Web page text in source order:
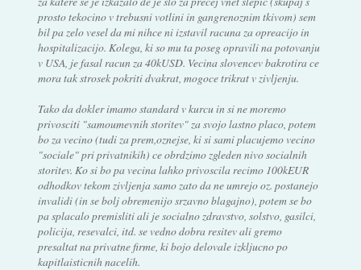
prosto tekocino v trebusni votlini in gangrenoznim tkivom) sem
bil pa zelo vesel da mi nihce ni izstavil racuna za opreacijo in
hospitalizacijo. Kolega, ki so mu ta poseg opravili na potovanju
v USA, je fasal racun za 40kUSD. Vecina slovencev bakrotira ce
mora tak strosek pokriti dvakrat, mogoce trikrat v zivljenju.
Tako da dokler imamo standard v kurcu in si ne moremo
privosciti "samoumevnih storitev" za svojo lastno placo, potem
bo za vecino (tudi za prem,oznejse, ki si sami placujemo vecino
"sociale" pri privatnikih) ce obrdzimo zgleden nivo socialnih
storitev. Ko si bo pa vecina lahko privoscila recimo 100kEUR
odhodkov tekom zivljenja samo zato da ne umrejo oz. postanejo
invalidi (in se bolj obremenijo srzavno blagajno), potem se bo
pa splacalo premisliti ali je socialno zdravstvo, solstvo, gasilci,
policija, resevalci, itd. se vedno dobra resitev ali gremo
presaltat na privatne firme, ki bojo delovale izkljucno po
kapitlaisticnih nacelih.